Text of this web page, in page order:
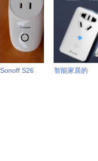
價比產品盤
點，助家裝
配齊全房品
質！
博WiFi智能
插座深度體
Sonoff S26
智能家居的